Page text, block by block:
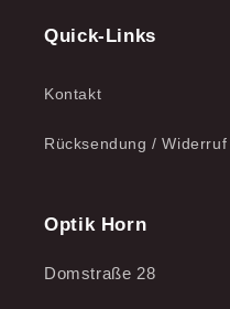
Quick-Links
Kontakt
Rücksendung / Widerruf
Optik Horn
Domstraße 28